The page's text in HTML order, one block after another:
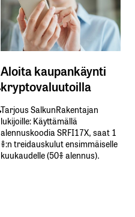
Aloita kaupankäynti
kryptovaluutoilla
Tarjous SalkunRakentajan
lukijoille: Käyttämällä​ ​
alennuskoodia​ ​SRFI17X,​ ​saat​ ​1
%:n treidauskulut​ ​ensimmäiselle​ ​
kuukaudelle​ ​(50%​ ​alennus).